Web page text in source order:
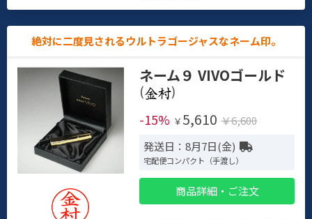
絶対に二度見されるウルトラゴージャスなネーム印。
ネーム９ VIVOゴールド
(
)
-15% ￥ 5,610 ￥6,600
発送日：8月7日(金)
宅配便コンパクト（手渡し）
商品詳細・ご注文